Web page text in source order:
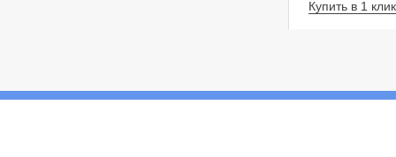
Купить в 1 клик